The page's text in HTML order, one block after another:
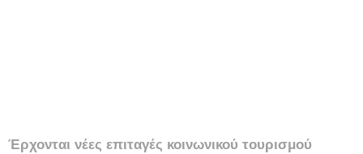
Έρχονται νέες επιταγές κοινωνικού τουρισμού